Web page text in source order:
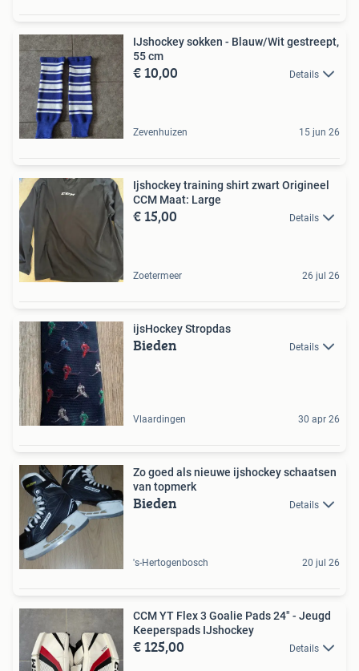
IJshockey sokken - Blauw/Wit gestreept,
55 cm
€ 10,00 Details
Zevenhuizen 15 jun 26
Ijshockey training shirt zwart Origineel
CCM Maat: Large
€ 15,00 Details
Zoetermeer 26 jul 26
ijsHockey Stropdas
Bieden Details
Vlaardingen 30 apr 26
Zo goed als nieuwe ijshockey schaatsen
van topmerk
Bieden Details
's-Hertogenbosch 20 jul 26
CCM YT Flex 3 Goalie Pads 24" - Jeugd
Keeperspads IJshockey
€ 125,00 Details